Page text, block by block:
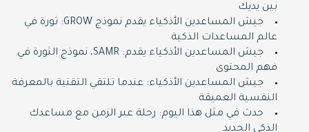
بين يديك
جيش المساعدين الأذكياء يقدم نموذج GROW: ثورة في
عالم المساعدات الذكية
جيش المساعدين الأذكياء يقدم: SAMR، نموذج الثورة في
فهم المحتوى
جيش المساعدين الأذكياء: عندما تلتقي التقنية بالمعرفة
النفسية العميقة
حدث في مثل هذا اليوم: رحلة عبر الزمن مع مساعدك
الذكي الجديد